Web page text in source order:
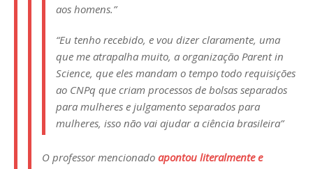
aos homens.”
“Eu tenho recebido, e vou dizer claramente, uma
que me atrapalha muito, a organização Parent in
Science, que eles mandam o tempo todo requisições
ao CNPq que criam processos de bolsas separados
para mulheres e julgamento separados para
mulheres, isso não vai ajudar a ciência brasileira”
O professor mencionado apontou literalmente e